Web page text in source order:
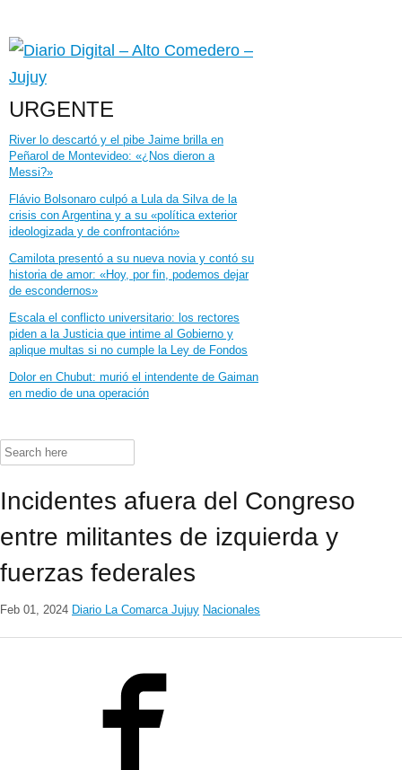
URGENTE
River lo descartó y el pibe Jaime brilla en
Peñarol de Montevideo: «¿Nos dieron a
Messi?»
Flávio Bolsonaro culpó a Lula da Silva de la
crisis con Argentina y a su «política exterior
ideologizada y de confrontación»
Camilota presentó a su nueva novia y contó su
historia de amor: «Hoy, por fin, podemos dejar
de escondernos»
Escala el conflicto universitario: los rectores
piden a la Justicia que intime al Gobierno y
aplique multas si no cumple la Ley de Fondos
Dolor en Chubut: murió el intendente de Gaiman
en medio de una operación
Search
for:
Incidentes afuera del Congreso
entre militantes de izquierda y
fuerzas federales
Feb 01, 2024 Diario La Comarca Jujuy Nacionales